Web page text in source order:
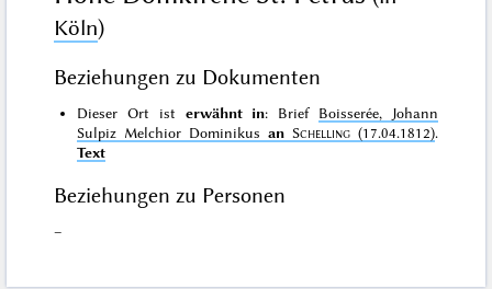
Köln)
Beziehungen zu Dokumenten
Dieser Ort ist erwähnt in: Brief Boisserée, Johann
Sulpiz Melchior Dominikus an Schelling(17.04.1812).
Text
Beziehungen zu Personen
–